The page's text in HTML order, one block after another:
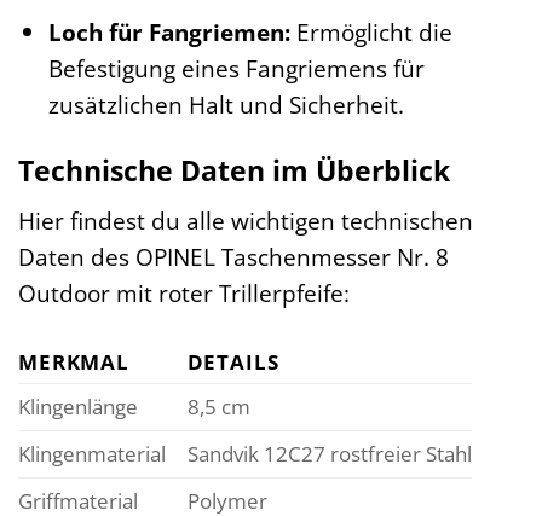
Loch für Fangriemen:Ermöglicht die
Befestigung eines Fangriemens für
zusätzlichen Halt und Sicherheit.
Technische Daten im Überblick
Hier findest du alle wichtigen technischen
Daten des OPINEL Taschenmesser Nr. 8
Outdoor mit roter Trillerpfeife:
MERKMAL
DETAILS
Klingenlänge
8,5 cm
Klingenmaterial
Sandvik 12C27 rostfreier Stahl
Griffmaterial
Polymer